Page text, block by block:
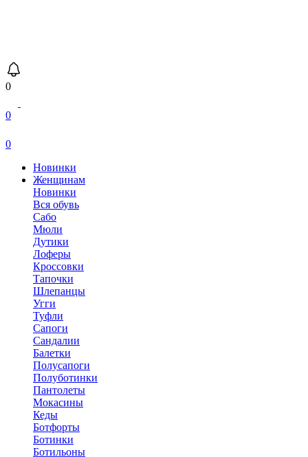
0
0
0
Новинки
Женщинам
Новинки
Вся обувь
Сабо
Мюли
Дутики
Лоферы
Кроссовки
Тапочки
Шлепанцы
Угги
Туфли
Сапоги
Сандалии
Балетки
Полусапоги
Полуботинки
Пантолеты
Мокасины
Кеды
Ботфорты
Ботинки
Ботильоны